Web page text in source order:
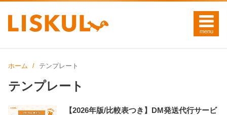
ホーム テンプレート
テンプレート
【2026年版/比較表つき】DM発送代行サービ